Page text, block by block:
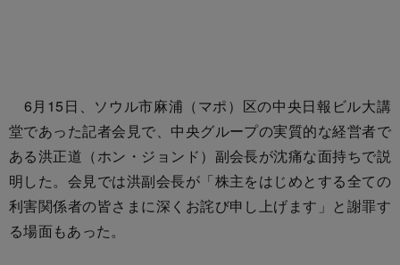
6月15日、ソウル市麻浦（マポ）区の中央日報ビル大講
堂であった記者会見で、中央グループの実質的な経営者で
ある洪正道（ホン・ジョンド）副会長が沈痛な面持ちで説
明した。会見では洪副会長が「株主をはじめとする全ての
利害関係者の皆さまに深くお詫び申し上げます」と謝罪す
る場面もあった。